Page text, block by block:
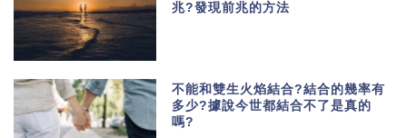
兆?發現前兆的方法
不能和雙生火焰結合?結合的幾率有
多少?據說今世都結合不了是真的
嗎?